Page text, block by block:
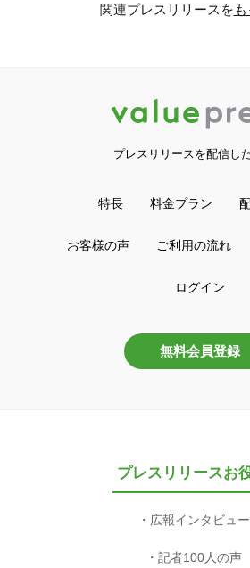
関連プレスリリースを
プレスリリースを配信し
特長 料金プラン
お客様の声 ご利用の流れ
ログイン
無料会員登録
プレスリリースお
広報インタビュー
記者100人の声